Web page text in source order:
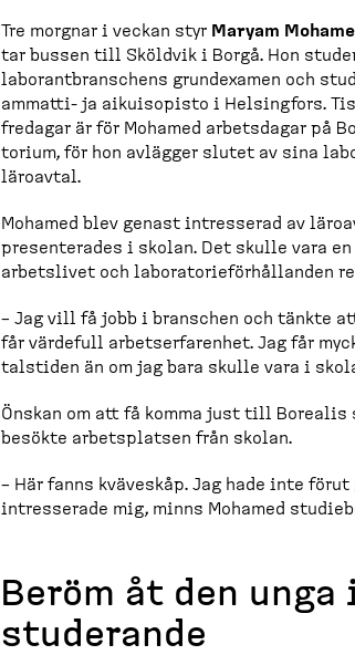
d
c
r
u
m
b
Tre morgnar i veckan styr Maryam
tar bussen till Sköldvik i Borgå. Hon
laborant­bran­schens grundexamen och
ammatti-​ ja aikuisopisto i Helsingfors.
fredagar är för Mohamed arbetsdagar på
torium, för hon avlägger slutet av sina
läroavtal.
Mohamed blev genast intresserad av
presen­terades i skolan. Det skulle vara
arbetslivet och labora­to­ri­e­för­hål­landen
– Jag vill få jobb i branschen och tänkte
får värdefull arbetser­fa­renhet. Jag får
talstiden än om jag bara skulle vara i
Önskan om att få komma just till Borealis
besökte arbets­platsen från skolan.
– Här fanns kväveskåp. Jag hade inte
intres­serade mig, minns Mohamed
Beröm åt den unga
studerande